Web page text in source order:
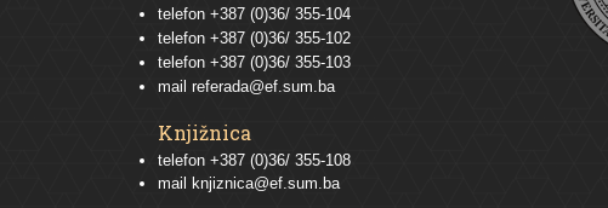
telefon +387 (0)36/ 355-104
telefon +387 (0)36/ 355-102
telefon +387 (0)36/ 355-103
mail referada@ef.sum.ba
Knjižnica
telefon +387 (0)36/ 355-108
mail
knjiznica@ef.sum.ba